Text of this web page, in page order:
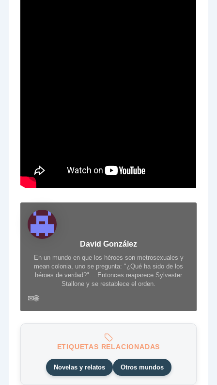
David González
En un mundo en que los héroes son metrosexuales y
mean colonia, uno se pregunta: "¿Qué ha sido de los
héroes de verdad?"… Entonces reaparece Sylvester
Stallone y se restablece el orden.
✉🌐
ETIQUETAS RELACIONADAS
Novelas y relatos Otros mundos